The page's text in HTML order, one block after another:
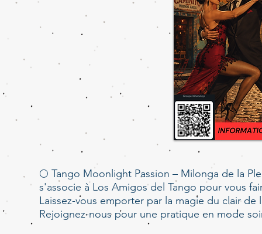
🌕 Tango Moonlight Passion – Milonga de la
​s'associe à Los Amigos del Tango pour vous
Laissez-vous emporter par la magie du clair
Rejoignez-nous pour une pratique en mode